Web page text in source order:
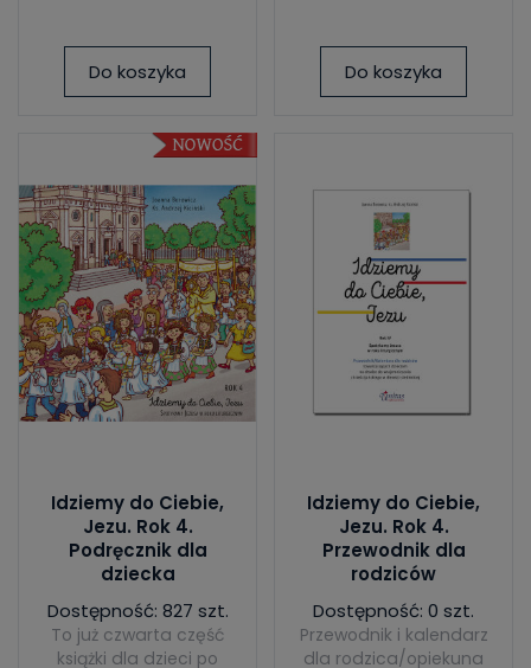
Do koszyka Do koszyka
Idziemy do Ciebie,
Jezu. Rok 4.
Podręcznik dla
dziecka
Dostępność: 827 szt.
To już czwarta część
książki dla dzieci po
Idziemy do Ciebie,
Jezu. Rok 4.
Przewodnik dla
rodziców
Dostępność: 0 szt.
Przewodnik i kalendarz
dla rodzica/opiekuna